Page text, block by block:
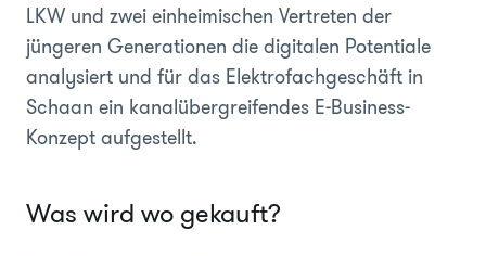
LKW und zwei einheimischen Vertreten der
jüngeren Generationen die digitalen Potentiale
analysiert und für das Elektrofachgeschäft in
Schaan ein kanalübergreifendes E-Business-
Konzept aufgestellt.
Was wird wo gekauft?